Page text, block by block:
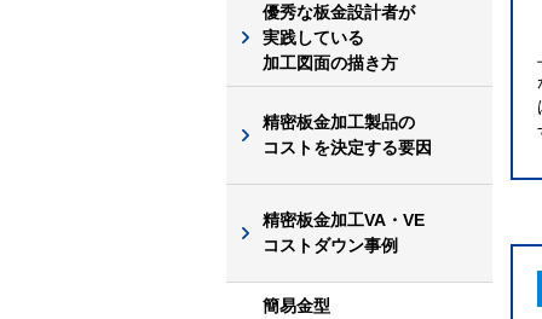
優秀な板金設計者が
実践している
加工図面の描き方
精密板金加工製品の
コストを決定する要因
精密板金加工VA・VE
コストダウン事例
簡易金型